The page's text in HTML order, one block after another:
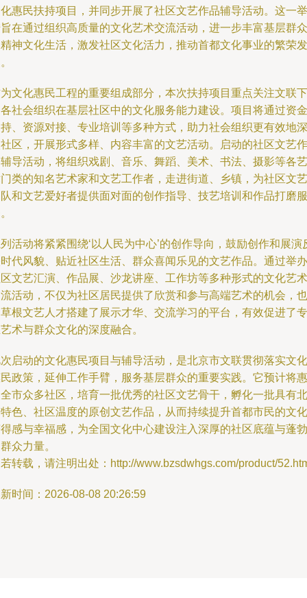
惠民扶持项目，并同步开展了社区文艺作品辅导活动。这一举
在通过组织高质量的文化艺术交流活动，进一步丰富基层群众
神文化生活，激发社区文化活力，推动首都文化事业的繁荣发
文化惠民工程的重要组成部分，本次扶持项目重点关注文联下
社会组织在基层社区中的文化服务能力建设。项目将通过资金
、资源对接、专业培训等多种方式，助力社会组织更有效地深
区，开展形式多样、内容丰富的文艺活动。启动的社区文艺作
导活动，将组织戏剧、音乐、舞蹈、美术、书法、摄影等各艺
类的知名艺术家和文艺工作者，走进街道、乡镇，为社区文艺
和文艺爱好者提供面对面的创作指导、技艺培训和作品打磨服
活动将紧紧围绕‘以人民为中心’的创作导向，鼓励创作和展演
代风貌、贴近社区生活、群众喜闻乐见的文艺作品。通过举办
文艺汇演、作品展、沙龙讲座、工作坊等多种形式的文化艺术
活动，不仅为社区居民提供了欣赏和参与高端艺术的机会，也
根文艺人才搭建了展示才华、交流学习的平台，有效促进了专
术与群众文化的深度融合。
启动的文化惠民项目与辅导活动，是北京市文联贯彻落实文化
政策，延伸工作手臂，服务基层群众的重要实践。它预计将惠
市众多社区，培育一批优秀的社区文艺骨干，孵化一批具有北
色、社区温度的原创文艺作品，从而持续提升首都市民的文化
感与幸福感，为全国文化中心建设注入深厚的社区底蕴与蓬勃
众力量。
转载，请注明出处：http://www.bzsdwhgs.com/product/
时间：2026-08-08 20:26:59